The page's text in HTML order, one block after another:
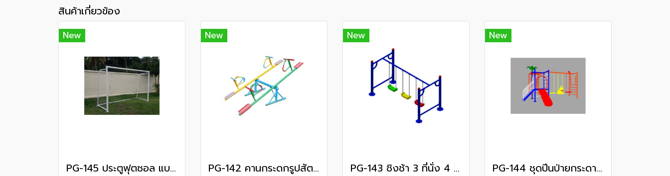
สินค้าเกี่ยวข้อง
New
PG-145 ประตูฟุตซอล แบบมาตรฐาน พร้อมตาข่าย
New
PG-142 คานกระดกรูปสัตว์ 2 คาน
New
PG-143 ชิงช้า 3 ที่นั่ง 4 เสาใหญ่
New
PG-144 ชุดปีนป่ายกระดานลื่น+ชิงช้า 3 ที่นั่ง